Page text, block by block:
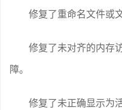
修复了重命名文件或
修复了未对齐的内存
障。
修复了未正确显示为